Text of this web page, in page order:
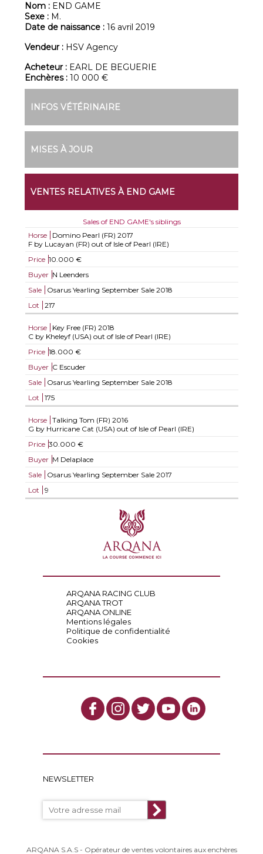
Nom : END GAME
Sexe : M.
Date de naissance :16 avril 2019
Vendeur : HSV Agency
Acheteur : EARL DE BEGUERIE
Enchères :10 000 €
INFOS VÉTÉRINAIRE
MISES À JOUR
VENTES RELATIVES À END GAME
Sales of END GAME's siblings
Horse
Domino Pearl (FR) 2017
F by Lucayan (FR) out of Isle of Pearl (IRE)
Price 10.000 €
Buyer N Leenders
Sale
Osarus Yearling September Sale 2018
Lot
217
Horse Key Free (FR) 2018
C by Kheleyf (USA) out of Isle of Pearl (IRE)
Price 18.000 €
Buyer C Escuder
Sale
Osarus Yearling September Sale 2018
Lot
175
Horse Talking Tom (FR) 2016
G by Hurricane Cat (USA) out of Isle of Pearl (IRE)
Price 30.000 €
Buyer M Delaplace
Sale
Osarus Yearling September Sale 2017
Lot
9
ARQANA RACING CLUB
ARQANA TROT
ARQANA ONLINE
Mentions légales
Politique de confidentialité
Cookies
NEWSLETTER
ARQANA S.A.S - Opérateur de ventes volontaires aux enchères